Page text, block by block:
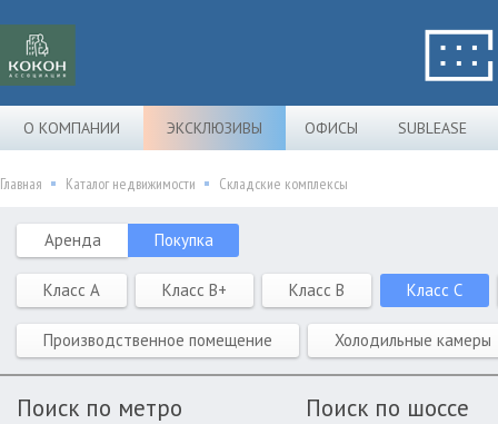
О КОМПАНИИ ЭКСКЛЮЗИВЫ ОФИСЫ SUBLEASE
Главная Каталог недвижимости Складские комплексы
Аренда Покупка
Класс A Класс B+ Класс B Класс C
Производственное помещение Холодильные камеры
Поиск по метро Поиск по шоссе